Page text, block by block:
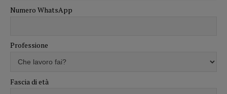
Numero WhatsApp
Professione
Fascia di età